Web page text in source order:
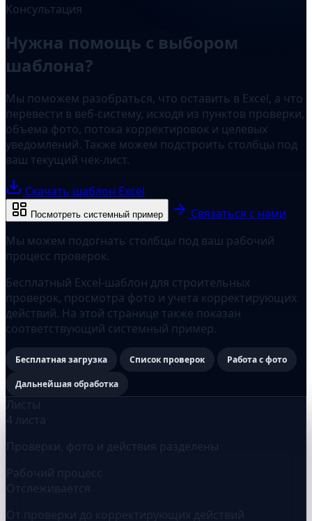
Консультация
Нужна помощь с выбором
шаблона?
Мы поможем разобраться, что оставить в Excel, а что
перевести в веб-систему, исходя из пунктов проверки,
объема фото, потока корректировок и целевых
уведомлений. Также можем подстроить столбцы под
ваш текущий чек-лист.
Скачать шаблон Excel
Посмотреть системный пример
Связаться с нами
Мы можем подогнать столбцы под ваш рабочий
процесс проверок.
Бесплатный Excel-шаблон для строительных
проверок, просмотра фото и учета корректирующих
действий. На этой странице также показан
соответствующий системный пример.
Бесплатная загрузка Список проверок Работа с фото
Дальнейшая обработка
Листы
4 листа
Проверки, фото и действия разделены
Рабочий процесс
Отслеживается
От проверки до корректирующих действий